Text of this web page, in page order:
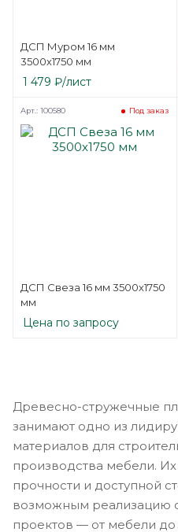
ДСП Муром 16 мм
3500х1750 мм
1 479 ₽/лист
ДСП Свеза 16 мм 3500х1750
мм
Под заказ
Арт.: 100580
Цена по запросу
Древесно-стружечные
занимают одно из
материалов для
производства мебели. Их
прочности и доступной
возможным реализацию
проектов — от мебели